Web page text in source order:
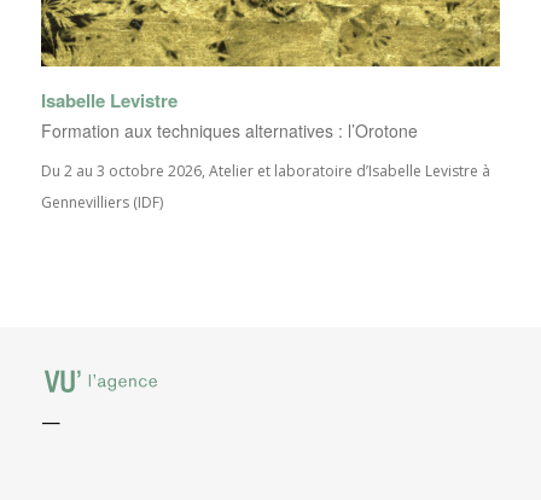
Isabelle Levistre
Formation aux techniques alternatives : l’Orotone
Du 2 au 3 octobre 2026, Atelier et laboratoire d’Isabelle Levistre à
Gennevilliers (IDF)
—